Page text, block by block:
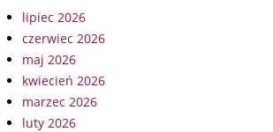
lipiec 2026
czerwiec 2026
maj 2026
kwiecień 2026
marzec 2026
luty 2026